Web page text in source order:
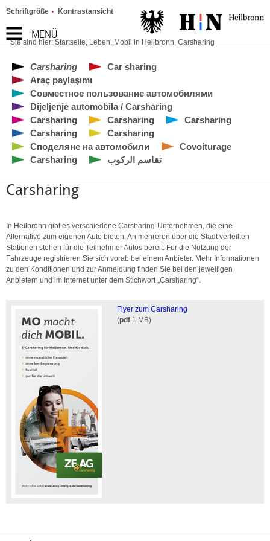
MENÜ
Schriftgröße Kontrastansicht
Sie sind hier: Startseite, Leben, Mobil in Heilbronn, Carsharing
Carsharing
Car sharing
Araç paylaşımı
Совместное пользование автомобилями
Dijeljenje automobila / Carsharing
Carsharing
Carsharing
Carsharing
Carsharing
Carsharing
Споделяне на автомобили
Covoiturage
Carsharing
تقاسم الركوب
Carsharing
In Heilbronn gibt es verschiedene Carsharing-Unternehmen, die eine
Alternative zum eigenen Auto bieten. An mehreren über die Stadt verteilten
Stationen stehen für die Teilnehmer Autos bereit. Für die Nutzung der
Fahrzeuge registrieren Sie sich vorab bei einem Anbieter. Mehr Informationen
zu den Konditionen und zur Anmeldung finden Sie bei den jeweiligen
Anbietern und im Internet unter dem Stichwort „Carsharing“.
Flyer zum Carsharing
(pdf 1 MB)